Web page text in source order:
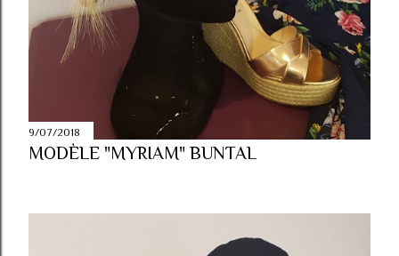
9/07/2018
MODÈLE "MYRIAM" BUNTAL